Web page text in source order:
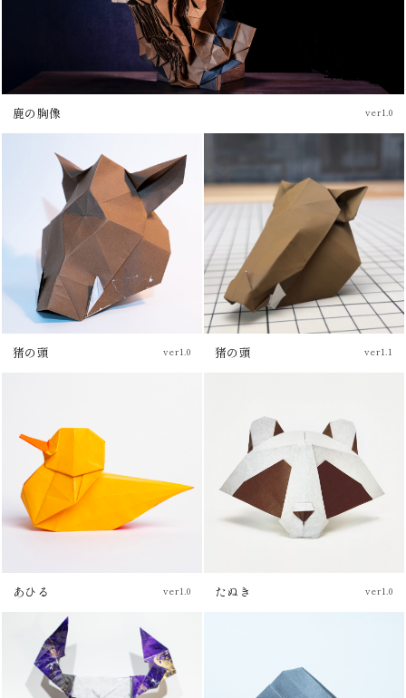
鹿の胸像 ver1.0
猪の頭 ver1.0 猪の頭 ver1.1
チュートリアル
あひる
ver1.0
たぬき ver1.0